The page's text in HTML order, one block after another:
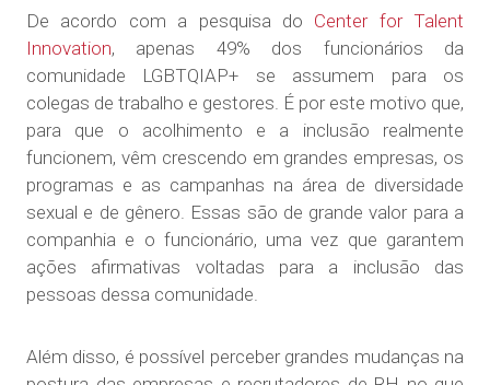
De acordo com a pesquisa do Center for Talent
Innovation, apenas 49% dos funcionários da
comunidade LGBTQIAP+ se assumem para os
colegas de trabalho e gestores. É por este motivo que,
para que o acolhimento e a inclusão realmente
funcionem, vêm crescendo em grandes empresas, os
programas e as campanhas na área de diversidade
sexual e de gênero. Essas são de grande valor para a
companhia e o funcionário, uma vez que garantem
ações afirmativas voltadas para a inclusão das
pessoas dessa comunidade.
Além disso, é possível perceber grandes mudanças na